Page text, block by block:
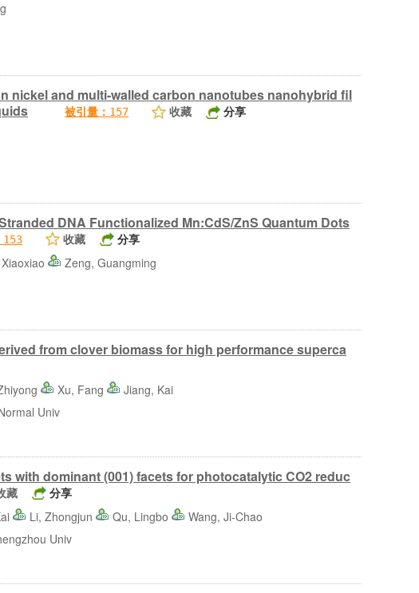
nickel and multi-walled carbon nanotubes nanohybrid fil
被引量： 157 收藏
分享
DNA Functionalized Mn:CdS/ZnS Quantum Dots
153 收藏
分享
Zeng, Guangming
from clover biomass for high performance superca
Xu, Fang
Jiang, Kai
Univ
with dominant (001) facets for photocatalytic CO2 reduc
藏
分享
Li, Zhongjun Qu, Lingbo
Wang, Ji-Chao
Univ